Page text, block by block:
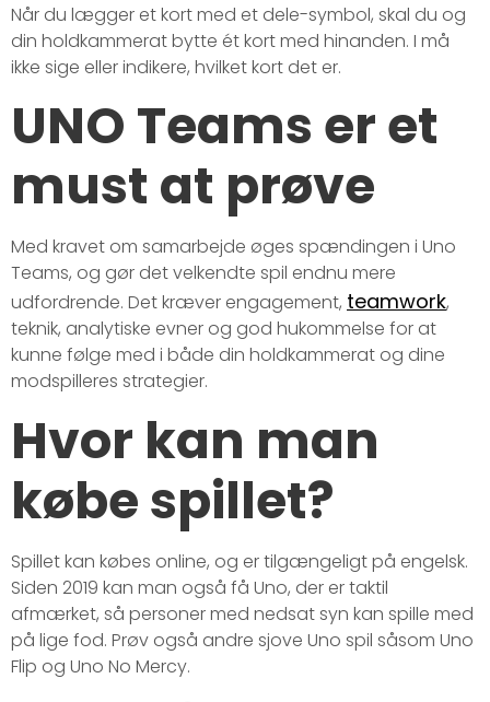
Når du lægger et kort med et dele-symbol, skal du og
din holdkammerat bytte ét kort med hinanden. I må
ikke sige eller indikere, hvilket kort det er.
UNO Teams er et
must at prøve
Med kravet om samarbejde øges spændingen i Uno
Teams, og gør det velkendte spil endnu mere
udfordrende. Det kræver engagement, teamwork,
teknik, analytiske evner og god hukommelse for at
kunne følge med i både din holdkammerat og dine
modspilleres strategier.
Hvor kan man
købe spillet?
Spillet kan købes online, og er tilgængeligt på engelsk.
Siden 2019 kan man også få Uno, der er taktil
afmærket, så personer med nedsat syn kan spille med
på lige fod. Prøv også andre sjove Uno spil såsom Uno
Flip og Uno No Mercy.